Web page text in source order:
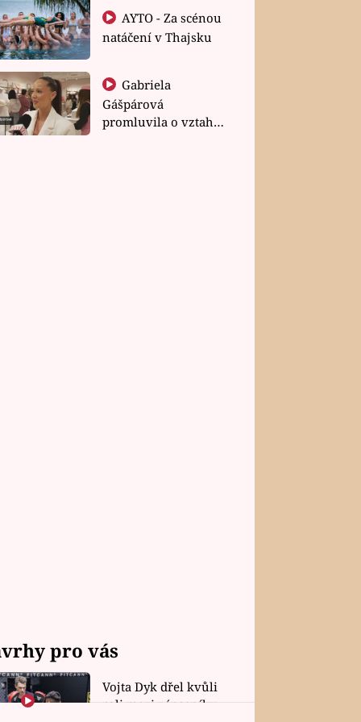
natáčení v Thajsku
Gabriela
Gášpárová
promluvila o vztahu
pro vás
Vojta Dyk dřel kvůli
roli mezi zápasníky.